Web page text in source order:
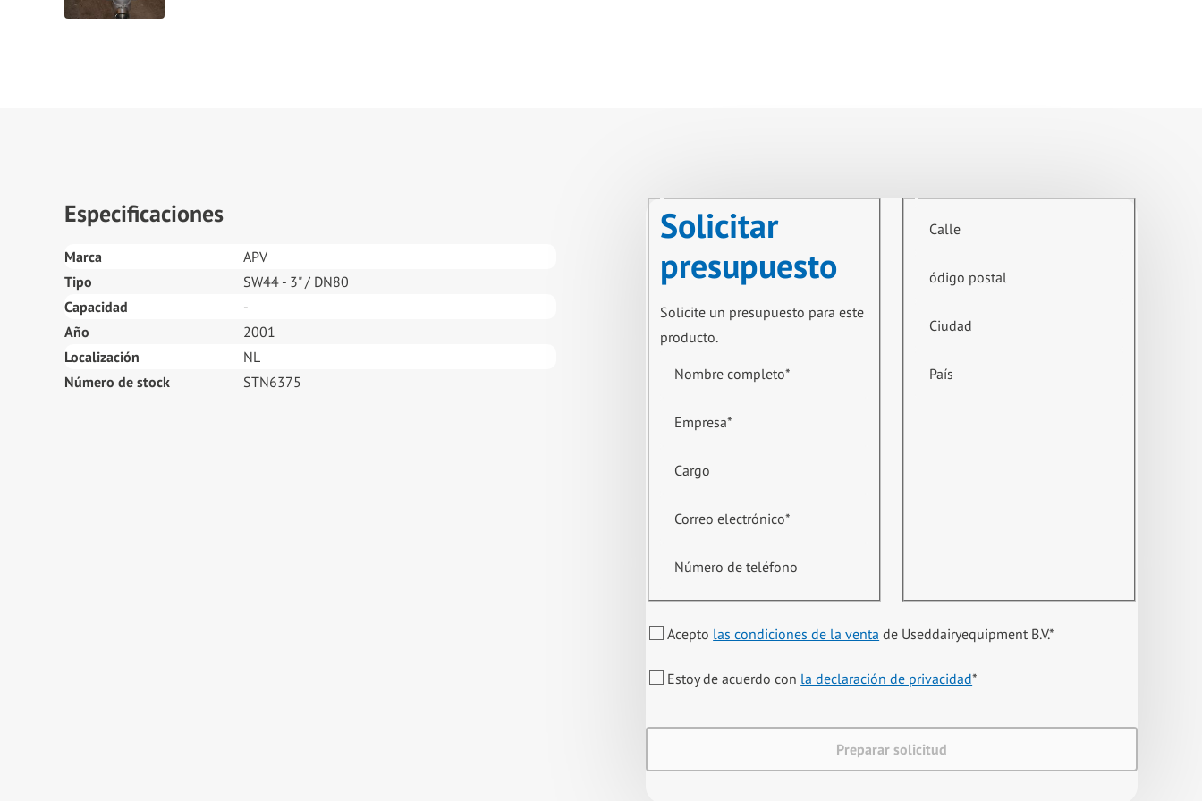
Especificaciones
Marca
APV
Tipo
SW44 - 3" / DN80
Capacidad
-
Año
2001
Localización
NL
Número de stock
STN6375
Solicitar
presupuesto
Solicite un presupuesto para este
producto.
Nombre completo*
Empresa*
Cargo
Correo electrónico*
Número de teléfono
Calle
ódigo postal
Ciudad
País
Acepto las condiciones de la venta de Useddairyequipment B.V.*
Estoy de acuerdo con la declaración de privacidad*
Preparar solicitud